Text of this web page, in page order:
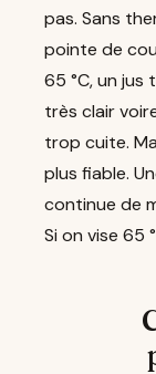
pas. Sans
pointe de
65 °C, un jus
très clair
trop cuite.
plus fiable.
continue de
Si on vise 65